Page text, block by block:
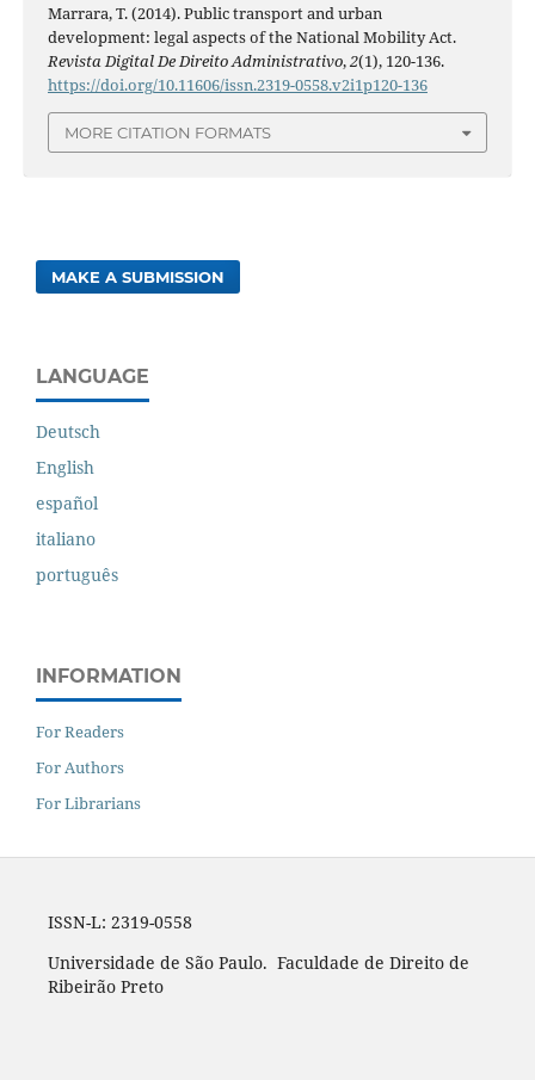
Marrara, T. (2014). Public transport and urban
development: legal aspects of the National Mobility Act.
Revista Digital De Direito Administrativo,2(1), 120-136.
https://doi.org/10.11606/issn.2319-0558.v2i1p120-136
MORE CITATION FORMATS
MAKE A SUBMISSION
LANGUAGE
Deutsch
English
español
italiano
português
INFORMATION
For Readers
For Authors
For Librarians
ISSN-L: 2319-0558
Universidade de São Paulo. Faculdade de Direito de
Ribeirão Preto